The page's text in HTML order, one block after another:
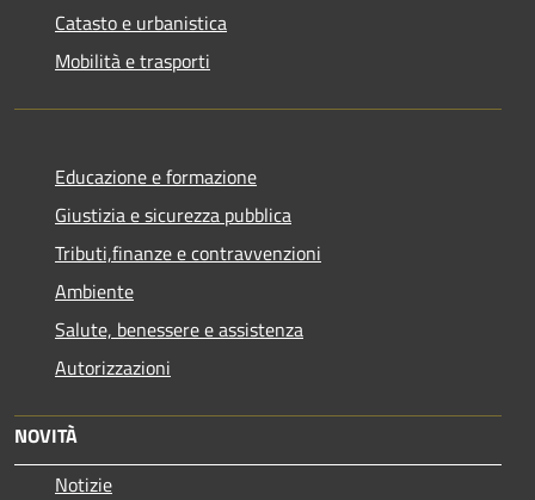
Catasto e urbanistica
Mobilità e trasporti
Educazione e formazione
Giustizia e sicurezza pubblica
Tributi,finanze e contravvenzioni
Ambiente
Salute, benessere e assistenza
Autorizzazioni
NOVITÀ
Notizie